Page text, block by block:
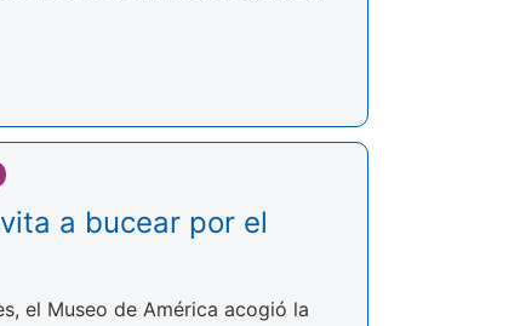
a bucear por el
el Museo de América acogió la